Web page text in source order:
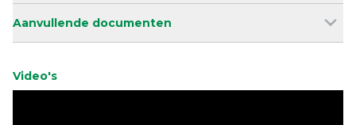
Aanvullende documenten
Video's